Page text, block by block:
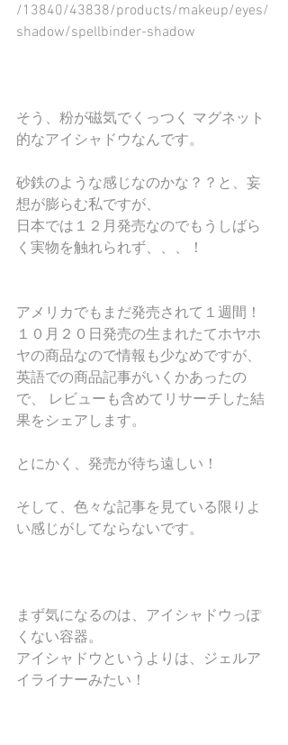
/13840/43838/products/makeup/eyes/
shadow/spellbinder-shadow
そう、粉が磁気でくっつく マグネット
的なアイシャドウなんです。
砂鉄のような感じなのかな？？と、妄
想が膨らむ私ですが、
日本では１２月発売なのでもうしばら
く実物を触れられず、、、！
アメリカでもまだ発売されて１週間！
１０月２０日発売の生まれたてホヤホ
ヤの商品なので情報も少なめですが、
英語での商品記事がいくかあったの
で、 レビューも含めてリサーチした結
果をシェアします。
とにかく、発売が待ち遠しい！
そして、色々な記事を見ている限りよ
い感じがしてならないです。
まず気になるのは、アイシャドウっぽ
くない容器。
アイシャドウというよりは、ジェルア
イライナーみたい！